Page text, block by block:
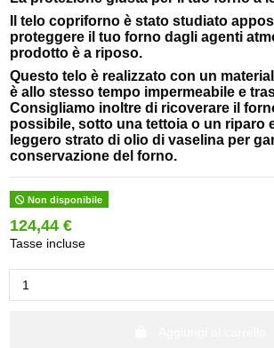
Il telo copriforno è stato studiato
proteggere il tuo forno dagli agenti
prodotto è a riposo.
Questo telo è realizzato con un
è allo stesso tempo impermeabile e
Consigliamo inoltre di ricoverare il
possibile, sotto una tettoia o un riparo
leggero strato di olio di vaselina per
conservazione del forno.
Non disponibile
124,44 €
Tasse incluse